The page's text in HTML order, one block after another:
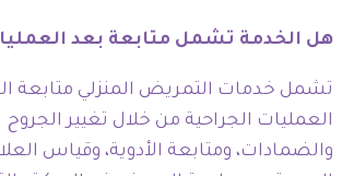
هل الخدمة تشمل متابعة بعد
تشمل خدمات التمريض المنزلي متابعة
العمليات الجراحية من خلال تغيير الجروح
والضمادات، ومتابعة الأدوية، وقياس